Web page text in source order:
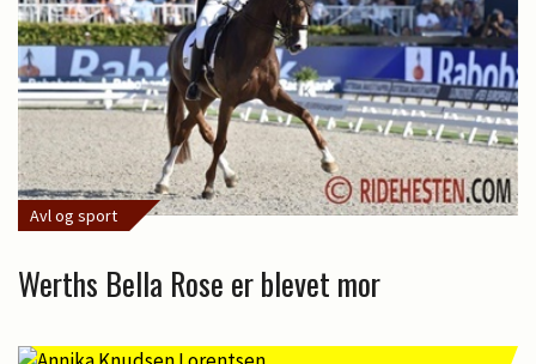
Avl og sport
Werths Bella Rose er blevet mor